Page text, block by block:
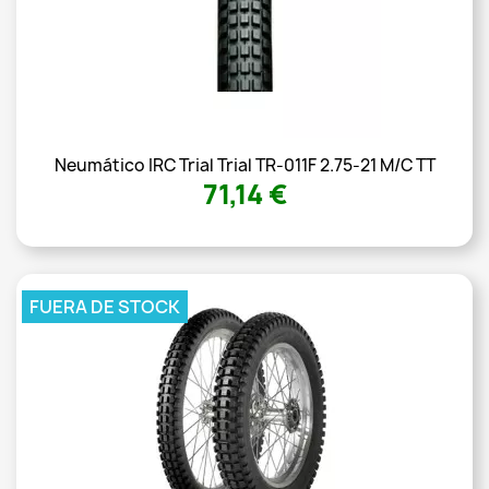
Neumático IRC Trial Trial TR-011F 2.75-21 M/C TT
71,14 €
FUERA DE STOCK